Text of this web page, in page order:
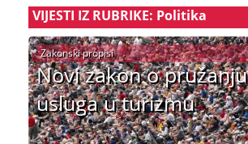
VIJESTI IZ RUBRIKE: Politika
Novi zakon o pružanju
usluga u turizmu
Zakonski propisi